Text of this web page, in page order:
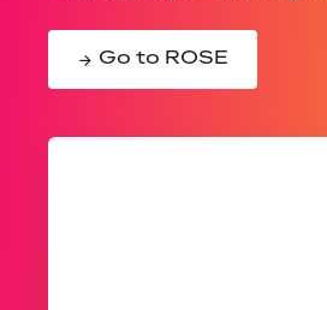
Go to ROSE